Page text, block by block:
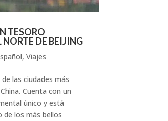
TESORO
DE BEIJING
, Viajes
las ciudades más
Cuenta con un
único y está
de los más bellos